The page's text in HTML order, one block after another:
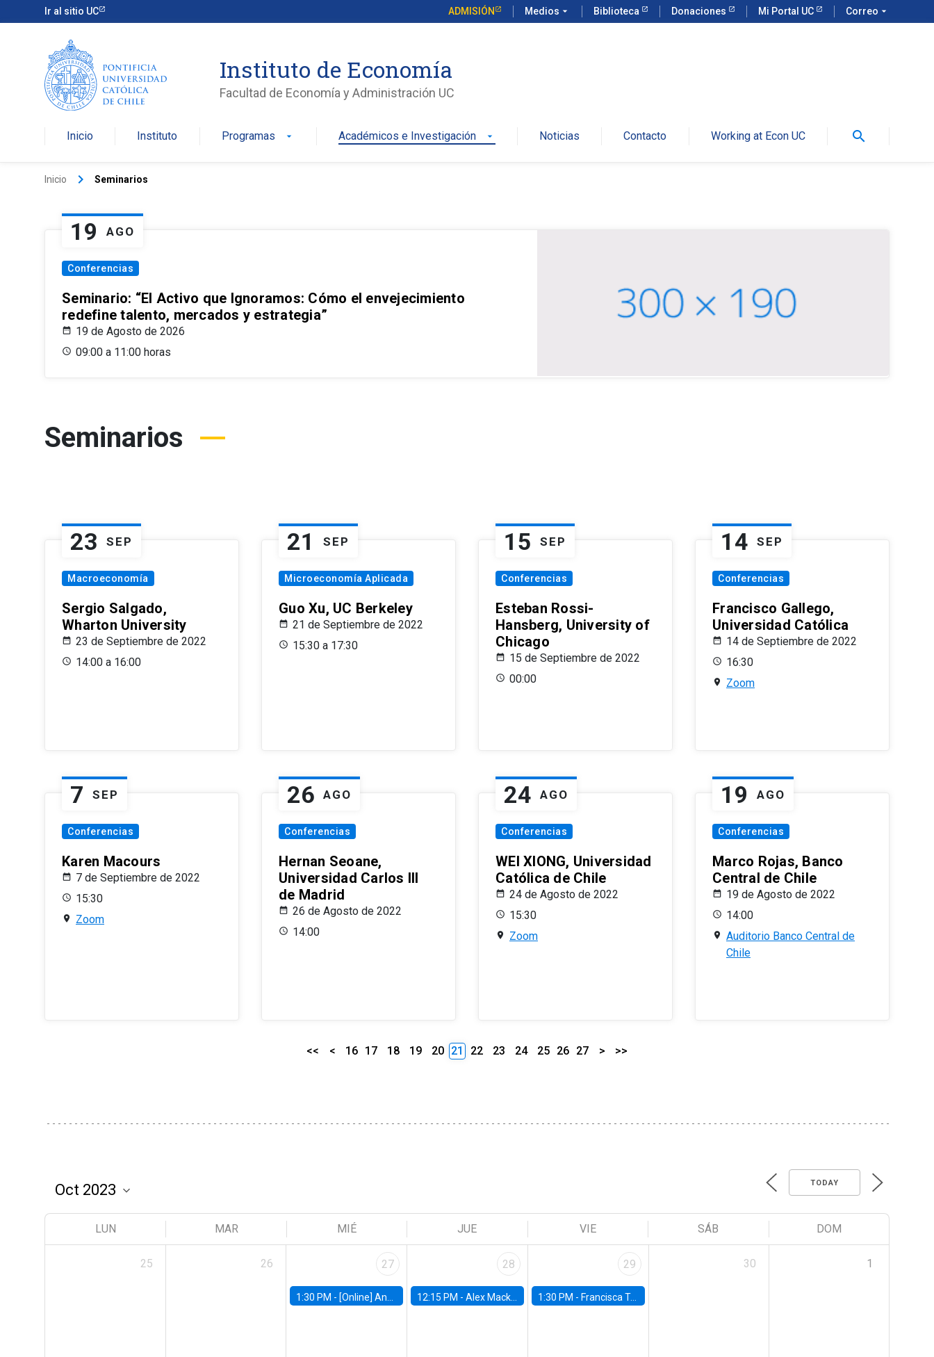
Ir al sitio UC ADMISIÓN Medios arrow_drop_down Biblioteca Donaciones Mi Portal UC Correo arrow_drop_down
Instituto de Economía
Facultad de Economía y Administración UC
Inicio Instituto Programas arrow_drop_down Académicos e Investigación arrow_drop_down Noticias Contacto Working at Econ UC search
Inicio keyboard_arrow_right Seminarios
19 AGO
Conferencias
Seminario: “El Activo que Ignoramos: Cómo el envejecimiento
redefine talento, mercados y estrategia”
19 de Agosto de 2026
09:00 a 11:00 horas
Seminarios
23 SEP
Macroeconomía
Sergio Salgado,
Wharton University
23 de Septiembre de 2022
14:00 a 16:00
21 SEP
Microeconomía Aplicada
Guo Xu, UC Berkeley
21 de Septiembre de 2022
15:30 a 17:30
15 SEP
Conferencias
Esteban Rossi-
Hansberg, University of
Chicago
15 de Septiembre de 2022
00:00
14 SEP
Conferencias
Francisco Gallego,
Universidad Católica
14 de Septiembre de 2022
16:30
Zoom
7 SEP
Conferencias
Karen Macours
7 de Septiembre de 2022
15:30
Zoom
26 AGO
Conferencias
Hernan Seoane,
Universidad Carlos III
de Madrid
26 de Agosto de 2022
14:00
24 AGO
Conferencias
WEI XIONG, Universidad
Católica de Chile
24 de Agosto de 2022
15:30
Zoom
19 AGO
Conferencias
Marco Rojas, Banco
Central de Chile
19 de Agosto de 2022
14:00
Auditorio Banco Central de
Chile
<< < 16 17 18 19 20 21 22 23 24 25 26 27 > >>
TODAY
LUN MAR MIÉ JUE VIE SÁB DOM
25 26 27
1:30 PM - [Online] Ana Tur Prats, UC Merced
28
12:15 PM -Alex Mackay, Harvard Business School
29
1:30 PM - Francisca Torrealba, estudiante de Doctorado en Economía UC
30 1